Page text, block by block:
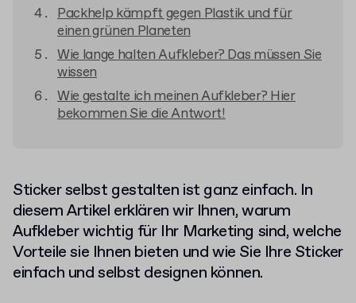
Packhelp kämpft gegen Plastik und für
einen grünen Planeten
Wie lange halten Aufkleber? Das müssen Sie
wissen
Wie gestalte ich meinen Aufkleber? Hier
bekommen Sie die Antwort!
Sticker selbst gestalten ist ganz einfach. In
diesem Artikel erklären wir Ihnen, warum
Aufkleber wichtig für Ihr Marketing sind, welche
Vorteile sie Ihnen bieten und wie Sie Ihre Sticker
einfach und selbst designen können.